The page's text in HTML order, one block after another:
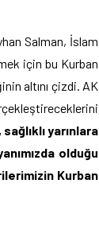
Salman, İslam
için bu Kurban
altını çizdi. AK
yarınlara
olduğu
Kurban